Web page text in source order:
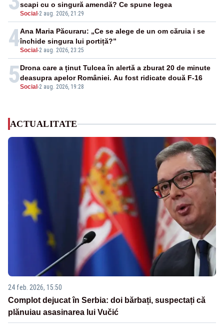
Social -2 aug. 2026, 21:29
scapi cu o singură amendă? Ce spune legea
4Social -2 aug. 2026, 23:25
Ana Maria Păcuraru: „Ce se alege de un om căruia i se
închide singura lui portiță?”
5Social -2 aug. 2026, 19:28
Drona care a ținut Tulcea în alertă a zburat 20 de minute
deasupra apelor României. Au fost ridicate două F-16
ACTUALITATE
24 feb. 2026, 15:50
Complot dejucat în Serbia: doi bărbați, suspectați că
plănuiau asasinarea lui Vučić